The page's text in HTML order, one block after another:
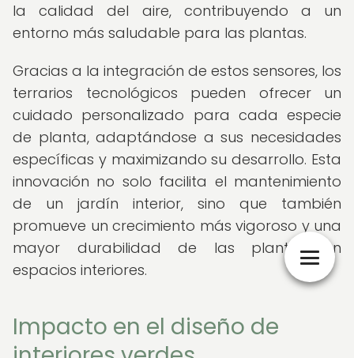
la calidad del aire, contribuyendo a un
entorno más saludable para las plantas.
Gracias a la integración de estos sensores, los
terrarios tecnológicos pueden ofrecer un
cuidado personalizado para cada especie
de planta, adaptándose a sus necesidades
específicas y maximizando su desarrollo. Esta
innovación no solo facilita el mantenimiento
de un jardín interior, sino que también
promueve un crecimiento más vigoroso y una
mayor durabilidad de las plantas en
espacios interiores.
Impacto en el diseño de